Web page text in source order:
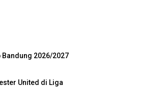
2026/2027
United di Liga